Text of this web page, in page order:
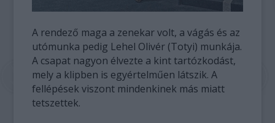
A rendező maga a zenekar volt, a vágás és az
utómunka pedig Lehel Olivér (Totyi) munkája.
A csapat nagyon élvezte a kint tartózkodást,
mely a klipben is egyértelműen látszik. A
fellépések viszont mindenkinek más miatt
tetszettek.